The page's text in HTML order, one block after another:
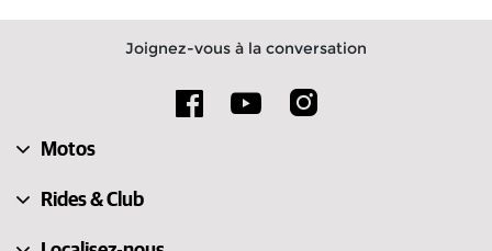
Joignez-vous à la conversation
Motos
Rides & Club